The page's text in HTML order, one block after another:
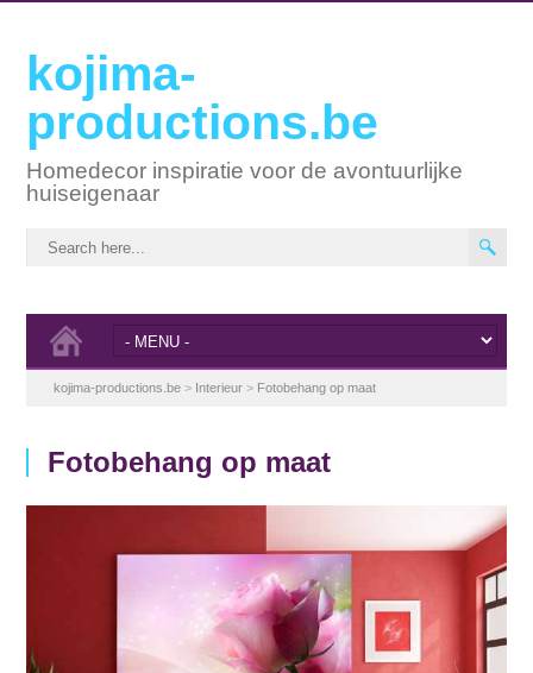
kojima-
productions.be
Homedecor inspiratie voor de avontuurlijke
huiseigenaar
kojima-productions.be > Interieur > Fotobehang op maat
Fotobehang op maat